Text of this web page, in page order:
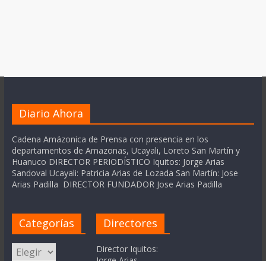
Diario Ahora
Cadena Amázonica de Prensa con presencia en los
departamentos de Amazonas, Ucayali, Loreto San Martín y
Huanuco DIRECTOR PERIODÍSTICO Iquitos: Jorge Arias
Sandoval Ucayali: Patricia Arias de Lozada San Martín: Jose
Arias Padilla DIRECTOR FUNDADOR Jose Arias Padilla
Categorías
Categorías
Directores
Director Iquitos: